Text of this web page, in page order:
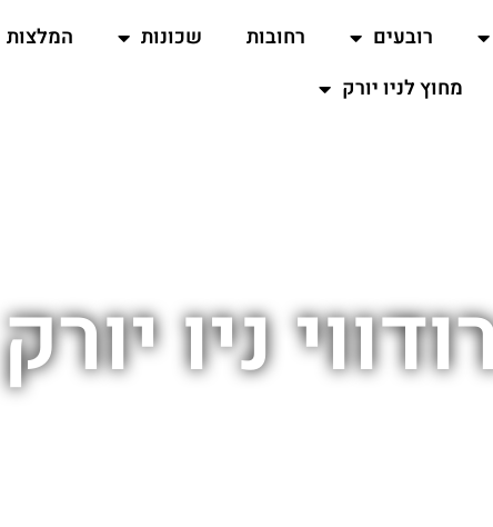
רובעים רחובות שכונות
המלצות
מחוץ לניו יורק
ניו יורק